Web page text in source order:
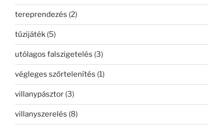
tereprendezés (2)
tűzijáték (5)
utólagos falszigetelés (3)
végleges szőrtelenítés (1)
villanypásztor (3)
villanyszerelés (8)